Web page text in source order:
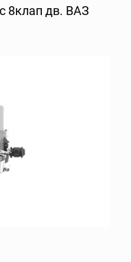
8клап дв. ВАЗ